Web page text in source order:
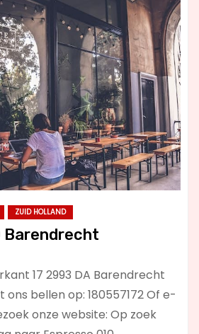
ZUID HOLLAND
Barendrecht
17 2993 DA Barendrecht
ons bellen op: 180557172 Of e-
onze website: Op zoek